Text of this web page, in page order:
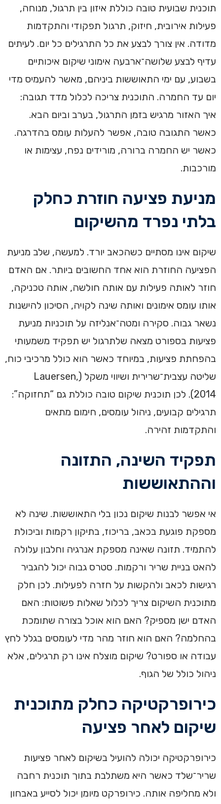
תוכנית שבועית טובה כוללת איזון בין תרגול, מנוחה,
פעילות אירובית, חיזוק, תרגול תפקודי והתקדמות
מדודה. אין צורך לבצע את כל התרגילים כל יום. לעיתים
עדיף לבצע שלושה־ארבעה אימוני שיקום איכותיים
בשבוע, עם ימי התאוששות ביניהם, מאשר להעמיס מדי
יום עד החמרה. התוכנית צריכה לכלול מדד תגובה:
איך האזור מרגיש בזמן התרגול, בערב וביום הבא.
כאשר התגובה טובה, אפשר להעלות עומס בהדרגה.
כאשר יש החמרה ברורה, מורידים נפח, עצימות או
מורכבות.
מניעת פציעה חוזרת כחלק
בלתי נפרד מהשיקום
שיקום אינו מסתיים כשהכאב יורד. למעשה, שלב מניעת
הפציעה החוזרת הוא אחד החשובים ביותר. אם האדם
חוזר לאותה פעילות עם אותה חולשה, אותה טכניקה,
אותו עומס אימונים ואותה שינה לקויה, הסיכון להישנות
נשאר גבוה. סקירה ומטה־אנליזה על תוכניות מניעת
פציעות בספורט מצאה שלתרגול יש תפקיד משמעותי
בהפחתת פציעות, במיוחד כאשר הוא כולל מרכיבי כוח,
שליטה עצבית־שרירית ושיווי משקל (Lauersen,
2014). לכן תוכנית שיקום טובה כוללת גם “תחזוקה”:
תרגילים קבועים, ניהול עומסים, חימום מתאים
והתקדמות זהירה.
תפקיד השינה, התזונה
וההתאוששות
אי אפשר לבנות שיקום נכון בלי התאוששות. שינה לא
מספקת פוגעת בכאב, בריכוז, בתיקון רקמות וביכולת
להתמיד. תזונה שאינה מספקת אנרגיה וחלבון עלולה
להאט בניית שריר ורקמות. סטרס גבוה יכול להגביר
רגישות לכאב ולהקשות על חזרה לפעילות. לכן חלק
מתוכנית השיקום צריך לכלול שאלות פשוטות: האם
האדם ישן מספיק? האם הוא אוכל בצורה שתומכת
בהחלמה? האם הוא חוזר מהר מדי לעומסים בגלל לחץ
עבודה או ספורט? שיקום מוצלח אינו רק תרגילים, אלא
ניהול כולל של הגוף.
כירופרקטיקה כחלק מתוכנית
שיקום לאחר פציעה
כירופרקטיקה יכולה להועיל בשיקום לאחר פציעות
שריר־שלד כאשר היא משתלבת בתוך תוכנית רחבה
ולא מחליפה אותה. כירופרקט מיומן יכול לסייע באבחון